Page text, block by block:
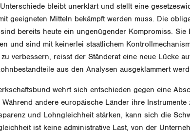
bleibt unerklärt und stellt eine
geeigneten Mitteln bekämpft werden muss. Die
bereits heute ein ungenügender Kompromiss. Sie
und sind mit keinerlei staatlichem
verbessern, reisst der Ständerat eine neue Lücke
aus den Analysen ausgeklammert
wehrt sich entschieden gegen eine
andere europäische Länder ihre Instrumente
und Lohngleichheit stärken, kann sich die
ist keine administrative Last, von der